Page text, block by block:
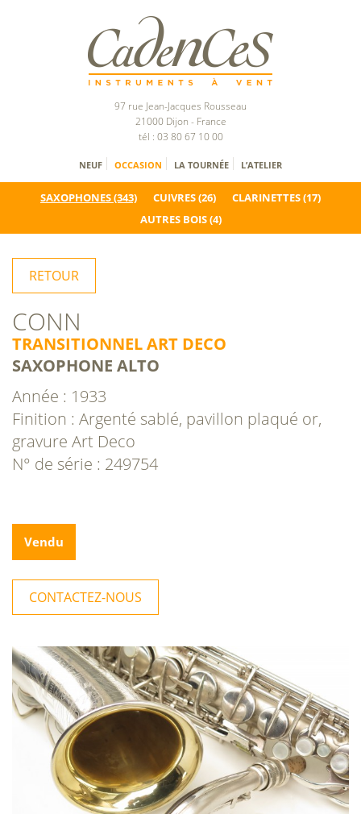
97 rue Jean-Jacques Rousseau
21000 Dijon - France
tél : 03 80 67 10 00
NEUF OCCASION LA TOURNÉE L’ATELIER
SAXOPHONES(343) CUIVRES(26) CLARINETTES(17)
AUTRES BOIS(4)
RETOUR
CONN
TRANSITIONNEL ART DECO
SAXOPHONE ALTO
Année : 1933
Finition : Argenté sablé, pavillon plaqué or,
gravure Art Deco
N° de série : 249754
Vendu
CONTACTEZ-NOUS